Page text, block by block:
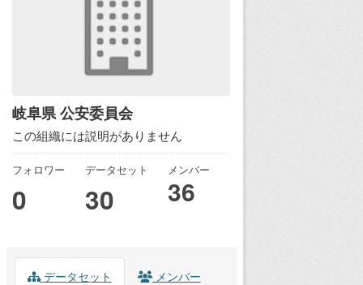
岐阜県 公安委員会
この組織には説明がありません
フォロワー
0
データセット
30
メンバー
36
データセット メンバー